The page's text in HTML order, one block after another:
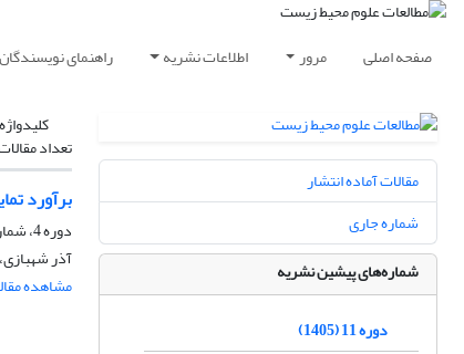
صفحه اصلی مرور اطلاعات نشریه راهنمای نویسندگان
تعداد
برآورد
دوره 4، شماره 3، پاییز 1398، صفحه
آذر
مشاهده
مقالات آماده انتشار
شماره جاری
شماره‌های پیشین نشریه
دوره 11 (1405)